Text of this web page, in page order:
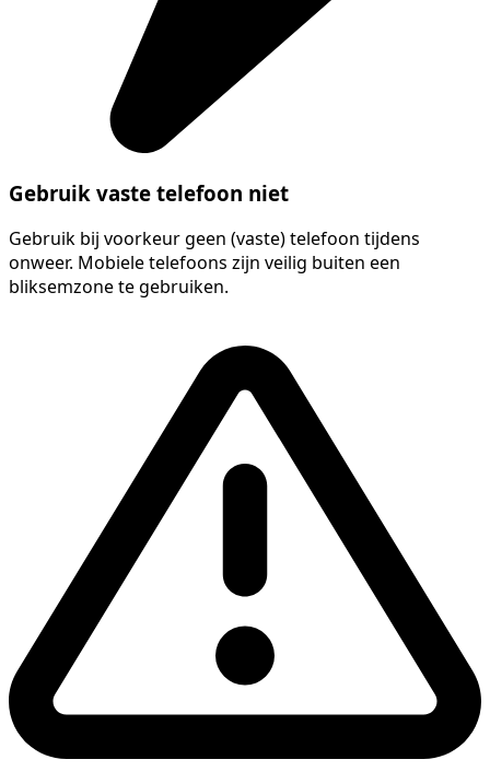
Gebruik vaste telefoon niet
Gebruik bij voorkeur geen (vaste) telefoon tijdens
onweer. Mobiele telefoons zijn veilig buiten een
bliksemzone te gebruiken.